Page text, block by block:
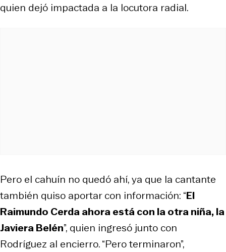
quien dejó impactada a la locutora radial.
Pero el cahuín no quedó ahí, ya que la cantante
también quiso aportar con información: “El
Raimundo Cerda ahora está con la otra niña, la
Javiera Belén”, quien ingresó junto con
Rodríguez al encierro. “Pero terminaron”,